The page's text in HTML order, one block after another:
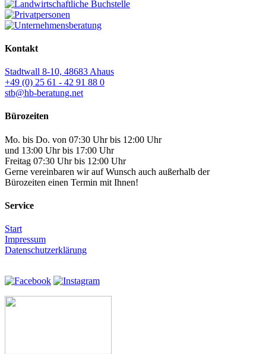
Kontakt
Stadtwall 8-10, 48683 Ahaus
+49 (0) 25 61 - 42 91 88 0
stb@hb-beratung.net
Bürozeiten
Mo. bis Do. von 07:30 Uhr bis 12:00 Uhr
und 13:00 Uhr bis 17:00 Uhr
Freitag 07:30 Uhr bis 12:00 Uhr
Gerne vereinbaren wir auf Wunsch auch außerhalb der
Bürozeiten einen Termin mit Ihnen!
Service
Start
Impressum
Datenschutzerklärung